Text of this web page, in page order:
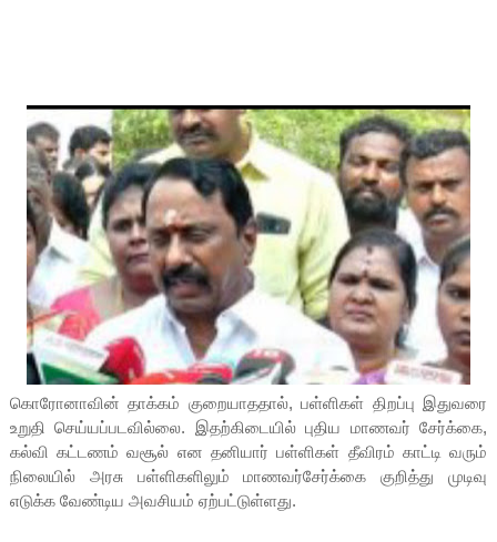
கொரோனாவின் தாக்கம் குறையாததால், பள்ளிகள் திறப்பு இதுவரை
உறுதி செய்யப்படவில்லை. இதற்கிடையில் புதிய மாணவர் சேர்க்கை,
கல்வி கட்டணம் வசூல் என தனியார் பள்ளிகள் தீவிரம் காட்டி வரும்
நிலையில் அரசு பள்ளிகளிலும் மாணவர்சேர்க்கை குறித்து முடிவு
எடுக்க வேண்டிய அவசியம் ஏற்பட்டுள்ளது.